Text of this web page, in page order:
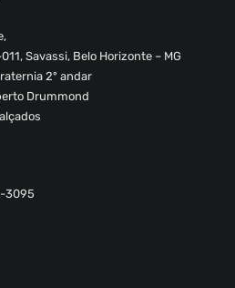
Savassi, Belo Horizonte – MG
2º andar
Drummond
3095